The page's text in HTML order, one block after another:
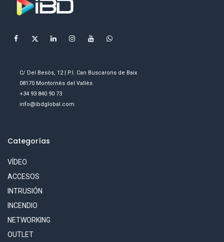
C/ Del Besòs, 12 | P.I. Can Buscarons de Baix
08170 Montornès del Vallès
+34 93 840 90 73
info@ibdglobal.com
Categorías
VÍDEO
ACCESOS
INTRUSIÓN
INCENDIO
NETWORKING
OUTLET